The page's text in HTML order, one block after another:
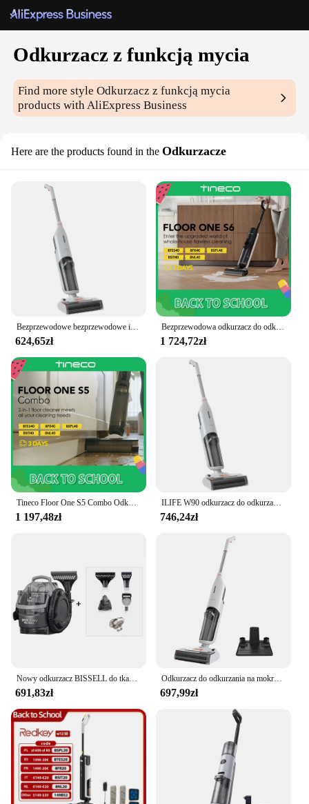
Odkurzacz z funkcją mycia
Find more styleOdkurzacz z funkcją mycia
products with AliExpress Business
Here are the products found in the Odkurzacze
Bezprzewodowe bezprzewodowe inteligentne mycie mopa na mokro ILIFE W90, ssanie 5500Pa, samoczyszcząca się 1 Min, duży podwójny zbiornik na wodę
624,65zł
Bezprzewodowa odkurzacz do odkurzania na mokro i na sucho myjka podłogowa z podłogą Tineco, jedna S6, wszystko w jednym do twardych podłóg, do dwustronnego czyszczenia krawędzi
1 724,72zł
Tineco Floor One S5 Combo Odkurzacz na mokro i sucho Bezprzewodowa inteligentna myjka podłogowa Pionowy domowy mop elektryczny Bezprzewodowy samoczyszczący
1 197,48zł
ILIFE W90 odkurzacz do odkurzania na mokro i na sucho bezprzewodowa inteligentna myjka podłogowa bezprzewodowa inteligentna Mop do mycia na mokro 5500Pa przyssawka do domu
746,24zł
Nowy odkurzacz BISSELL do tkanin pralka Spot cleane Pro srebrna przenośna Sofa do usuwania roztoczy urządzenie czyszczące dywany kąpiel zwierząt domowych
691,83zł
Odkurzacz do odkurzania na mokro i na sucho bezprzewodowy ILIFE W90 3 w 1 Mop próżniowy i myjący 700ml zbiornik na wodę 30 minut przypomnienia głosowego w czasie wykonywania
697,99zł